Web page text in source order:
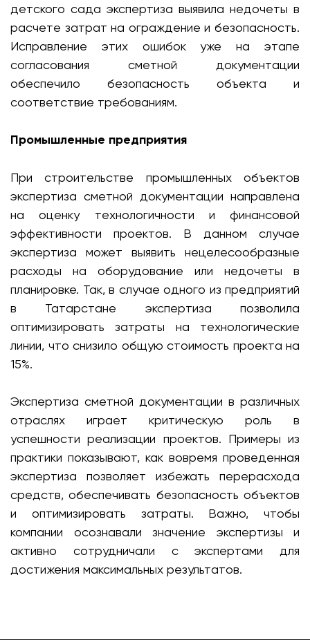
детского сада экспертиза выявила недочеты в
расчете затрат на ограждение и безопасность.
Исправление этих ошибок уже на этапе
согласования сметной документации
обеспечило безопасность объекта и
соответствие требованиям.
Промышленные предприятия
При строительстве промышленных объектов
экспертиза сметной документации направлена
на оценку технологичности и финансовой
эффективности проектов. В данном случае
экспертиза может выявить нецелесообразные
расходы на оборудование или недочеты в
планировке. Так, в случае одного из предприятий
в Татарстане экспертиза позволила
оптимизировать затраты на технологические
линии, что снизило общую стоимость проекта на
15%.
Экспертиза сметной документации в различных
отраслях играет критическую роль в
успешности реализации проектов. Примеры из
практики показывают, как вовремя проведенная
экспертиза позволяет избежать перерасхода
средств, обеспечивать безопасность объектов
и оптимизировать затраты. Важно, чтобы
компании осознавали значение экспертизы и
активно сотрудничали с экспертами для
достижения максимальных результатов.